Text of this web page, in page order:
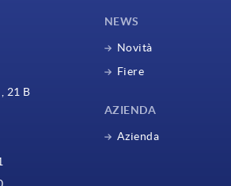
21 B
NEWS
Novità
Fiere
AZIENDA
Azienda